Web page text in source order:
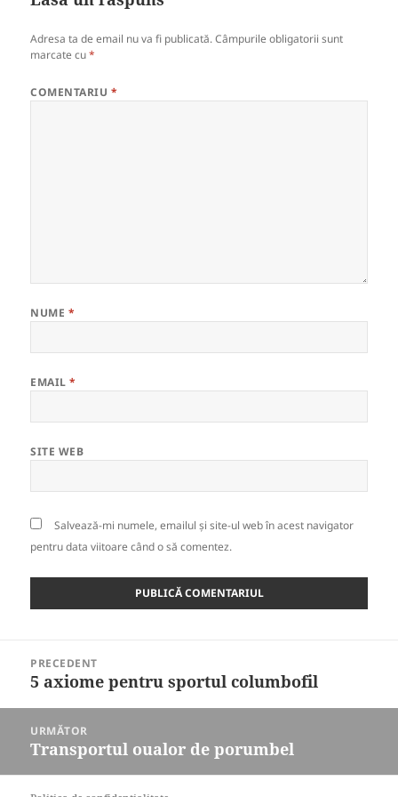
Adresa ta de email nu va fi publicată. Câmpurile obligatorii sunt
marcate cu*
COMENTARIU *
NUME *
EMAIL*
SITE WEB
Salvează-mi numele, emailul și site-ul web în acest navigator
pentru data viitoare când o să comentez.
articole
PRECEDENT
Articolul
5 axiome pentru sportul columbofil
URMĂTOR
Articolul
Transportul oualor de porumbel